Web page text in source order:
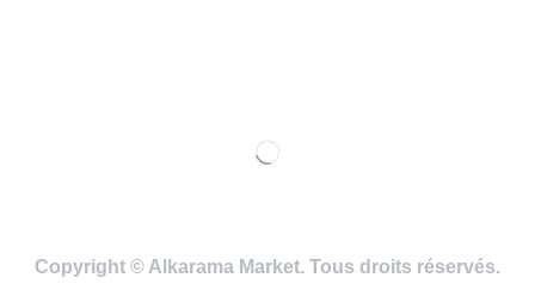
Copyright © Alkarama Market. Tous droits réservés.